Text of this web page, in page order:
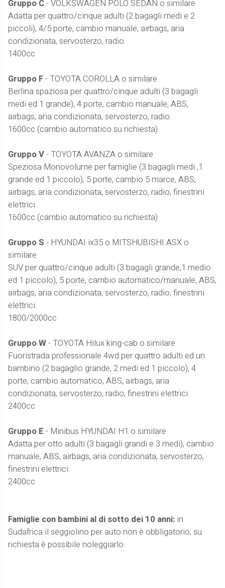
Gruppo C- VOLKSWAGEN POLO SEDAN o similare
Adatta per quattro/cinque adulti (2 bagagli medi e 2
piccoli), 4/5 porte, cambio manuale, airbags, aria
condizionata, servosterzo, radio.
1400cc
Gruppo F- TOYOTA COROLLA o similare
Berlina spaziosa per quattro/cinque adulti (3 bagagli
medi ed 1 grande), 4 porte, cambio manuale, ABS,
airbags, aria condizionata, servosterzo, radio.
1600cc (cambio automatico su richiesta)
Gruppo V- TOYOTA AVANZA o similare
Speziosa Monovolume per famiglie (3 bagagli medi ,1
grande ed 1 piccolo), 5 porte, cambio 5 marce, ABS,
airbags, aria condizionata, servosterzo, radio, finestrini
elettrici.
1600cc (cambio automatico su richiesta)
Gruppo S - HYUNDAI ix35 o MITSHUBISHI ASX o
similare
SUV per quattro/cinque adulti (3 bagagli grande,1 medio
ed 1 piccolo), 5 porte, cambio automatico/manuale, ABS,
airbags, aria condizionata, servosterzo, radio, finestrini
elettrici.
1800/2000cc
Gruppo W- TOYOTA Hilux king-cab o similare
Fuoristrada professionale 4wd per quattro adulti ed un
bambino (2 bagaglio grande, 2 medi ed 1 piccolo), 4
porte, cambio automatico, ABS, airbags, aria
condizionata, servosterzo, radio, finestrini elettrici.
2400cc
Gruppo E - Minibus HYUNDAI H1 o similare
Adatta per otto adulti (3 bagagli grandi e 3 medi), cambio
manuale, ABS, airbags, aria condizionata, servosterzo,
finestrini elettrici.
2400cc
Famiglie con bambini al di sotto dei 10 anni: in
Sudafrica il seggiolino per auto non è obbligatorio; su
richiesta è possibile noleggiarlo.